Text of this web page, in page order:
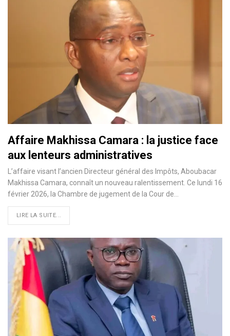
Affaire Makhissa Camara : la justice face
aux lenteurs administratives
L’affaire visant l’ancien Directeur général des Impôts, Aboubacar
Makhissa Camara, connaît un nouveau ralentissement. Ce lundi 16
février 2026, la Chambre de jugement de la Cour de…
LIRE LA SUITE...